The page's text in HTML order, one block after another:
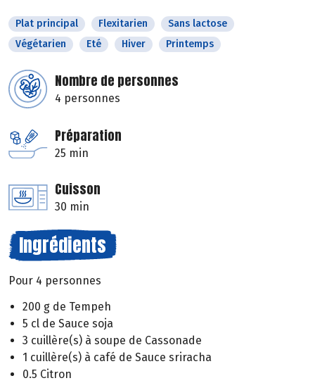
Plat principal Flexitarien
Sans lactose
Végétarien
Eté Hiver Printemps
Nombre de personnes
4 personnes
Préparation
25 min
Cuisson
30 min
Ingrédients
Pour 4 personnes
200 g de Tempeh
5 cl de Sauce soja
3 cuillère(s) à soupe de Cassonade
1 cuillère(s) à café de Sauce sriracha
0.5 Citron